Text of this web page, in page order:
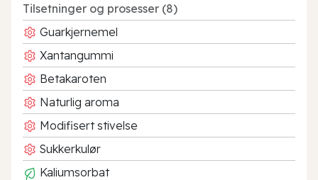
Tilsetninger og prosesser (8)
Guarkjernemel
Xantangummi
Betakaroten
Naturlig aroma
Modifisert stivelse
Sukkerkulør
Kaliumsorbat